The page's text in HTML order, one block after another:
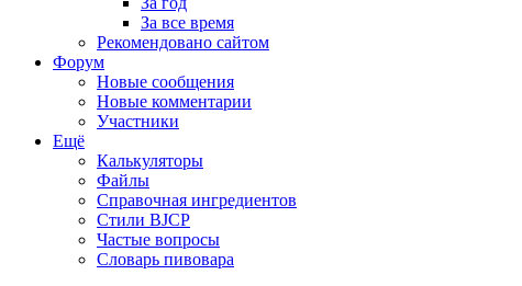
За все время
Рекомендовано сайтом
Форум
Новые сообщения
Новые комментарии
Участники
Ещё
Калькуляторы
Файлы
Справочная ингредиентов
Стили BJCP
Частые вопросы
Словарь пивовара